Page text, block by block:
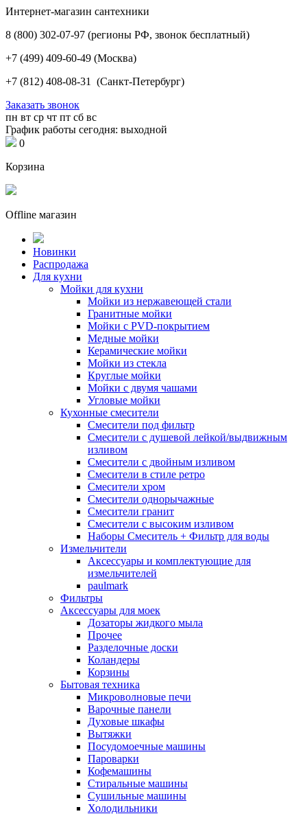
Интернет-магазин сантехники
8 (800) 302-07-97 (регионы РФ, звонок бесплатный)
+7 (499) 409-60-49 (Москва)
+7 (812) 408-08-31 (Санкт-Петербург)
Заказать звонок
пн вт ср чт пт сб вс
График работы сегодня: выходной
0
Корзина
Offline магазин
Новинки
Распродажа
Для кухни
Мойки для кухни
Мойки из нержавеющей стали
Гранитные мойки
Мойки с PVD-покрытием
Медные мойки
Керамические мойки
Мойки из стекла
Круглые мойки
Мойки с двумя чашами
Угловые мойки
Кухонные смесители
Смесители под фильтр
Смесители с душевой лейкой/выдвижным
изливом
Смесители с двойным изливом
Смесители в стиле ретро
Смесители хром
Смесители однорычажные
Смесители гранит
Смесители с высоким изливом
Наборы Смеситель + Фильтр для воды
Измельчители
Аксессуары и комплектующие для
измельчителей
paulmark
Фильтры
Аксессуары для моек
Дозаторы жидкого мыла
Прочее
Разделочные доски
Коландеры
Корзины
Бытовая техника
Микроволновые печи
Варочные панели
Духовые шкафы
Вытяжки
Посудомоечные машины
Пароварки
Кофемашины
Стиральные машины
Сушильные машины
Холодильники